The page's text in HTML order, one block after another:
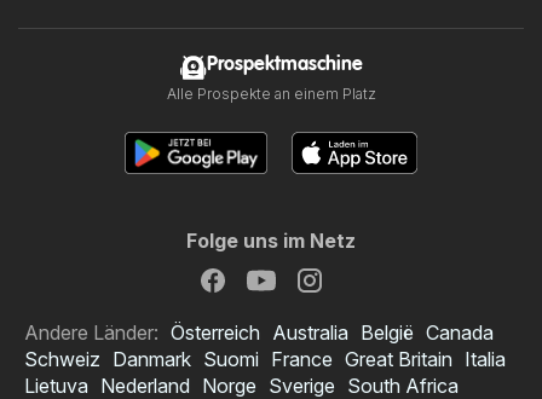
Prospektmaschine
Alle Prospekte an einem Platz
Folge uns im Netz
Andere Länder: Österreich Australia België Canada
Schweiz Danmark Suomi France Great Britain Italia
Lietuva Nederland Norge Sverige South Africa